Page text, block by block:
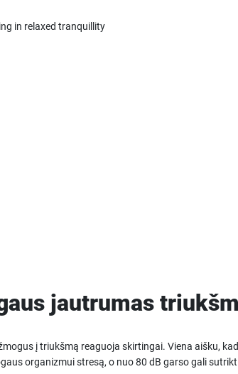
jautrumas
į triukšmą reaguoja skirtingai. Viena aišku,
organizmui stresą, o nuo 80 dB garso gali